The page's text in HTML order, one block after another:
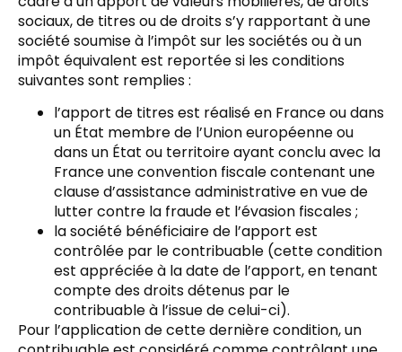
sociaux, de titres ou de droits s’y rapportant à une
société soumise à l’impôt sur les sociétés ou à un
impôt équivalent est reportée si les conditions
suivantes sont remplies :
l’apport de titres est réalisé en France ou dans
un État membre de l’Union européenne ou
dans un État ou territoire ayant conclu avec la
France une convention fiscale contenant une
clause d’assistance administrative en vue de
lutter contre la fraude et l’évasion fiscales ;
la société bénéficiaire de l’apport est
contrôlée par le contribuable (cette condition
est appréciée à la date de l’apport, en tenant
compte des droits détenus par le
contribuable à l’issue de celui-ci).
Pour l’application de cette dernière condition, un